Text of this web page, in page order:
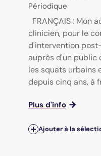
Périodique
FRANÇAIS : Mon
clinicien, pour le
d'intervention
auprès d'un public
les squats urbains
depuis cinq ans, à
Plus d'info
Ajouter à la